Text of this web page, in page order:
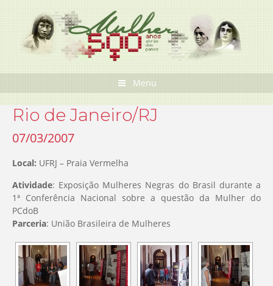
conteúdo
Menu
Rio de Janeiro/RJ
07/03/2007
Local: UFRJ – Praia Vermelha
Atividade: Exposição Mulheres Negras do Brasil durante a
1ª Conferência Nacional sobre a questão da Mulher do
PCdoB
Parceria: União Brasileira de Mulheres